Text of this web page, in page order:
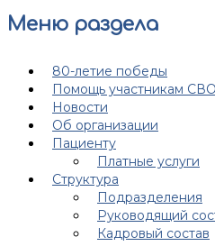
Меню раздела
80-летие победы
Помощь участникам
Новости
Об организации
Пациенту
Платные услуги
Структура
Подразделения
Руководящий
Кадровый состав